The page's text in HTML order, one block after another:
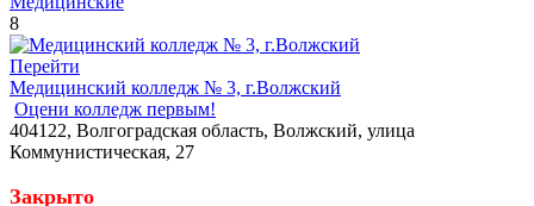
8
Перейти
Медицинский колледж № 3, г.Волжский
Оцени колледж первым!
404122, Волгоградская область, Волжский, улица
Коммунистическая, 27
Закрыто